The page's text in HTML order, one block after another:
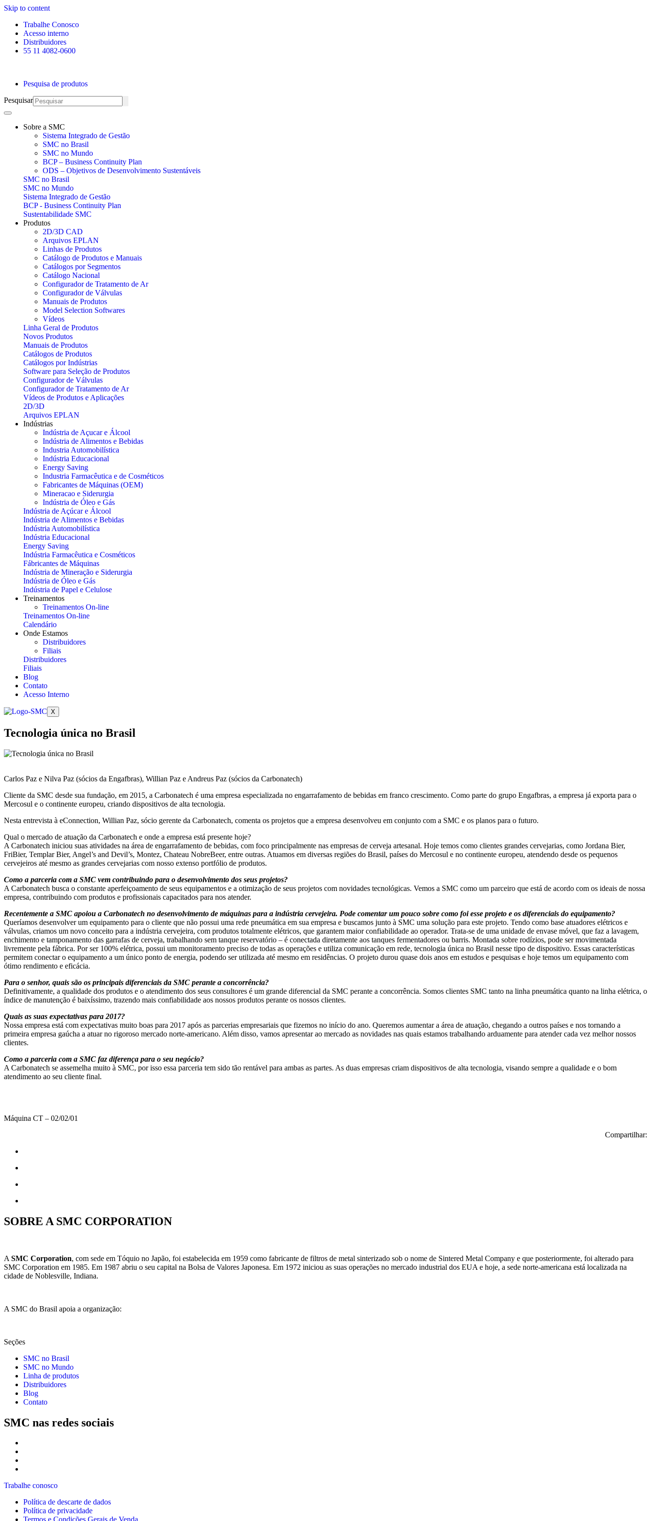
Skip to content
Trabalhe Conosco
Acesso interno
Distribuidores
55 11 4082-0600
Pesquisa de produtos
Pesquisar
Sobre a SMC
Sistema Integrado de Gestão
SMC no Brasil
SMC no Mundo
BCP – Business Continuity Plan
ODS – Objetivos de Desenvolvimento Sustentáveis
SMC no Brasil
SMC no Mundo
Sistema Integrado de Gestão
BCP - Business Continuity Plan
Sustentabilidade SMC
Produtos
2D/3D CAD
Arquivos EPLAN
Linhas de Produtos
Catálogo de Produtos e Manuais
Catálogos por Segmentos
Catálogo Nacional
Configurador de Tratamento de Ar
Configurador de Válvulas
Manuais de Produtos
Model Selection Softwares
Vídeos
Linha Geral de Produtos
Novos Produtos
Manuais de Produtos
Catálogos de Produtos
Catálogos por Indústrias
Software para Seleção de Produtos
Configurador de Válvulas
Configurador de Tratamento de Ar
Vídeos de Produtos e Aplicações
2D/3D
Arquivos EPLAN
Indústrias
Indústria de Açucar e Álcool
Indústria de Alimentos e Bebidas
Industria Automobilística
Indústria Educacional
Energy Saving
Industria Farmacêutica e de Cosméticos
Fabricantes de Máquinas (OEM)
Mineracao e Siderurgia
Indústria de Óleo e Gás
Indústria de Açúcar e Álcool
Indústria de Alimentos e Bebidas
Indústria Automobilística
Indústria Educacional
Energy Saving
Indústria Farmacêutica e Cosméticos
Fábricantes de Máquinas
Indústria de Mineração e Siderurgia
Indústria de Óleo e Gás
Indústria de Papel e Celulose
Treinamentos
Treinamentos On-line
Treinamentos On-line
Calendário
Onde Estamos
Distribuidores
Filiais
Distribuidores
Filiais
Blog
Contato
Acesso Interno
X
Tecnologia única no Brasil
Carlos Paz e Nilva Paz (sócios da Engafbras), Willian Paz e Andreus Paz (sócios da Carbonatech)
Cliente da SMC desde sua fundação, em 2015, a Carbonatech é uma empresa especializada no engarrafamento de bebidas em franco crescimento. Como parte do grupo Engafbras, a empresa já exporta para o
Mercosul e o continente europeu, criando dispositivos de alta tecnologia.
Nesta entrevista à eConnection, Willian Paz, sócio gerente da Carbonatech, comenta os projetos que a empresa desenvolveu em conjunto com a SMC e os planos para o futuro.
Qual o mercado de atuação da Carbonatech e onde a empresa está presente hoje?
A Carbonatech iniciou suas atividades na área de engarrafamento de bebidas, com foco principalmente nas empresas de cerveja artesanal. Hoje temos como clientes grandes cervejarias, como Jordana Bier,
FriBier, Templar Bier, Angel’s and Devil’s, Montez, Chateau NobreBeer, entre outras. Atuamos em diversas regiões do Brasil, países do Mercosul e no continente europeu, atendendo desde os pequenos
cervejeiros até mesmo as grandes cervejarias com nosso extenso portfólio de produtos.
Como a parceria com a SMC vem contribuindo para o desenvolvimento dos seus projetos?
A Carbonatech busca o constante aperfeiçoamento de seus equipamentos e a otimização de seus projetos com novidades tecnológicas. Vemos a SMC como um parceiro que está de acordo com os ideais de nossa
empresa, contribuindo com produtos e profissionais capacitados para nos atender.
Recentemente a SMC apoiou a Carbonatech no desenvolvimento de máquinas para a indústria cervejeira. Pode comentar um pouco sobre como foi esse projeto e os diferenciais do equipamento?
Queríamos desenvolver um equipamento para o cliente que não possui uma rede pneumática em sua empresa e buscamos junto à SMC uma solução para este projeto. Tendo como base atuadores elétricos e
válvulas, criamos um novo conceito para a indústria cervejeira, com produtos totalmente elétricos, que garantem maior confiabilidade ao operador. Trata-se de uma unidade de envase móvel, que faz a lavagem,
enchimento e tamponamento das garrafas de cerveja, trabalhando sem tanque reservatório – é conectada diretamente aos tanques fermentadores ou barris. Montada sobre rodízios, pode ser movimentada
livremente pela fábrica. Por ser 100% elétrica, possui um monitoramento preciso de todas as operações e utiliza comunicação em rede, tecnologia única no Brasil nesse tipo de dispositivo. Essas características
permitem conectar o equipamento a um único ponto de energia, podendo ser utilizada até mesmo em residências. O projeto durou quase dois anos em estudos e pesquisas e hoje temos um equipamento com
ótimo rendimento e eficácia.
Para o senhor, quais são os principais diferenciais da SMC perante a concorrência?
Definitivamente, a qualidade dos produtos e o atendimento dos seus consultores é um grande diferencial da SMC perante a concorrência. Somos clientes SMC tanto na linha pneumática quanto na linha elétrica, o
índice de manutenção é baixíssimo, trazendo mais confiabilidade aos nossos produtos perante os nossos clientes.
Quais as suas expectativas para 2017?
Nossa empresa está com expectativas muito boas para 2017 após as parcerias empresariais que fizemos no início do ano. Queremos aumentar a área de atuação, chegando a outros países e nos tornando a
primeira empresa gaúcha a atuar no rigoroso mercado norte-americano. Além disso, vamos apresentar ao mercado as novidades nas quais estamos trabalhando arduamente para atender cada vez melhor nossos
clientes.
Como a parceria com a SMC faz diferença para o seu negócio?
A Carbonatech se assemelha muito à SMC, por isso essa parceria tem sido tão rentável para ambas as partes. As duas empresas criam dispositivos de alta tecnologia, visando sempre a qualidade e o bom
atendimento ao seu cliente final.
Máquina CT – 02/02/01
Compartilhar:
SOBRE A SMC CORPORATION
A SMC Corporation, com sede em Tóquio no Japão, foi estabelecida em 1959 como fabricante de filtros de metal sinterizado sob o nome de Sintered Metal Company e que posteriormente, foi alterado para
SMC Corporation em 1985. Em 1987 abriu o seu capital na Bolsa de Valores Japonesa. Em 1972 iniciou as suas operações no mercado industrial dos EUA e hoje, a sede norte-americana está localizada na
cidade de Noblesville, Indiana.
A SMC do Brasil apoia a organização:
Seções
SMC no Brasil
SMC no Mundo
Linha de produtos
Distribuidores
Blog
Contato
SMC nas redes sociais
Trabalhe conosco
Política de descarte de dados
Política de privacidade